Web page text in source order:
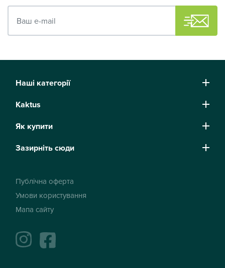
Наші категорії
Kaktus
Як купити
Зазирніть сюди
Публічна оферта
Умови користування
Мапа сайту
instagramfacebook